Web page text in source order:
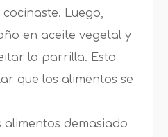
Luego,
en aceite vegetal y
la parrilla. Esto
que los alimentos se
alimentos demasiado